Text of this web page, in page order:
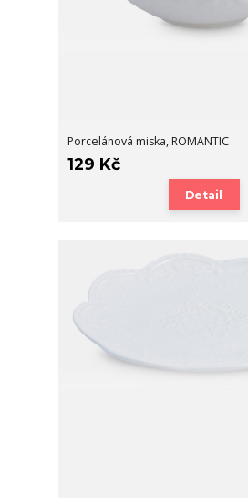
Porcelánová miska, ROMANTIC
129 Kč
Detail